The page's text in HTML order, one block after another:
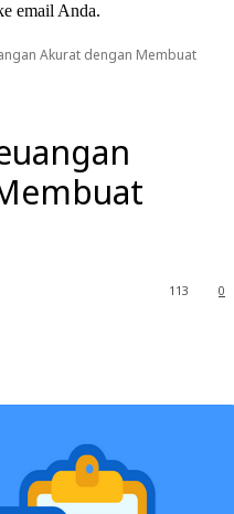
email Anda.
Akurat dengan Membuat
0
113